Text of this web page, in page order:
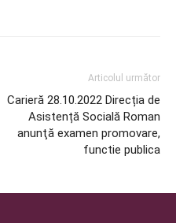
Articolul următor
Carieră 28.10.2022 Direcția de
Asistență Socială Roman
anunţă examen promovare,
functie publica